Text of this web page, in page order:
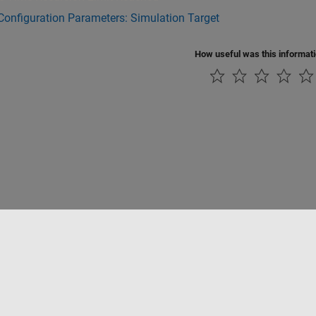
Parameters: Simulation Target
How useful was this